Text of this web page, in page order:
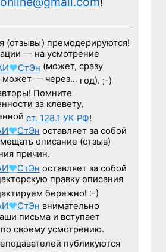
(отзывы) премодерируются!
— на усмотрение
♥СтЭн (может, сразу
может — через… год). ;-)
Помните
за клевету,
ст. 128.1 УК РФ!
♥СтЭн оставляет за собой
описание (отзыв)
причин.
♥СтЭн оставляет за собой
правку описания
бережно! :-)
♥СтЭн внимательно
письма и вступает
своему усмотрению.
публикуются